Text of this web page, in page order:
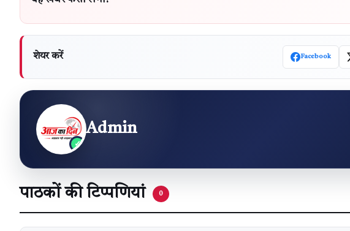
शेयर करें Facebook
Admin
पाठकों की टिप्पणियां 0